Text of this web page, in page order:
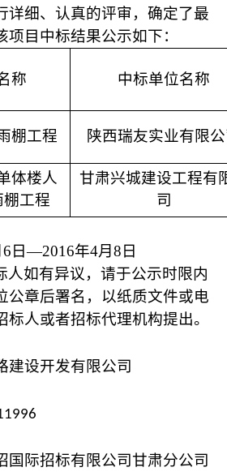
详细、认真的评审，确定了最
目中标结果公示如下：
称 中标单位名称
棚工程 陕西瑞友实业有限
体楼人
工程
甘肃兴城建设工程有
司
日—2016年4月8日
人如有异议，请于公示时限内
公章后署名，以纸质文件或电
人或者招标代理机构提出。
建设开发有限公司
国际招标有限公司甘肃分公司